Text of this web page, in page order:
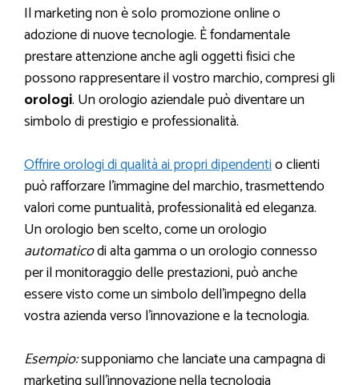
Il marketing non è solo promozione online o
adozione di nuove tecnologie. È fondamentale
prestare attenzione anche agli oggetti fisici che
possono rappresentare il vostro marchio, compresi gli
orologi. Un orologio aziendale può diventare un
simbolo di prestigio e professionalità.
Offrire orologi di qualità ai propri dipendentio clienti
può rafforzare l’immagine del marchio, trasmettendo
valori come puntualità, professionalità ed eleganza.
Un orologio ben scelto, come un orologio
automaticodi alta gamma o un orologio connesso
per il monitoraggio delle prestazioni, può anche
essere visto come un simbolo dell’impegno della
vostra azienda verso l’innovazione e la tecnologia.
Esempio:supponiamo che lanciate una campagna di